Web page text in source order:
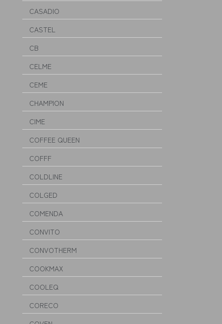
CASADIO
CASTEL
CB
CELME
CEME
CHAMPION
CIME
COFFEE QUEEN
COFFF
COLDLINE
COLGED
COMENDA
CONVITO
CONVOTHERM
COOKMAX
COOLEQ
CORECO